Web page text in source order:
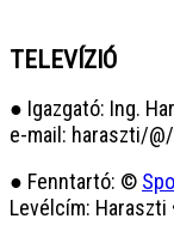
TELEVÍZIÓ
● Igazgató: Ing.
e-mail: haraszti/
● Fenntartó: ©
Levélcím: Haraszti